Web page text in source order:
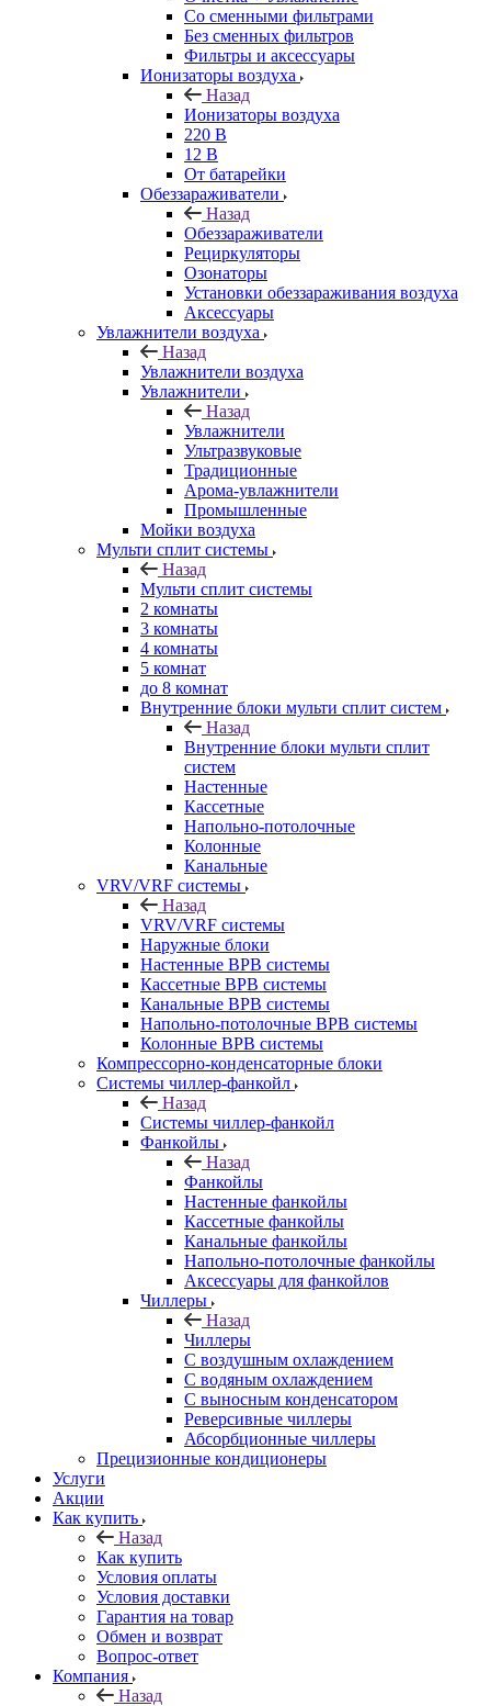
Cо сменными фильтрами
Без сменных фильтров
Фильтры и аксессуары
Ионизаторы воздуха
Назад
Ионизаторы воздуха
220 В
12 В
От батарейки
Обеззараживатели
Назад
Обеззараживатели
Рециркуляторы
Озонаторы
Установки обеззараживания воздуха
Аксессуары
Увлажнители воздуха
Назад
Увлажнители воздуха
Увлажнители
Назад
Увлажнители
Ультразвуковые
Традиционные
Арома-увлажнители
Промышленные
Мойки воздуха
Мульти сплит системы
Назад
Мульти сплит системы
2 комнаты
3 комнаты
4 комнаты
5 комнат
до 8 комнат
Внутренние блоки мульти сплит систем
Назад
Внутренние блоки мульти сплит
систем
Настенные
Кассетные
Напольно-потолочные
Колонные
Канальные
VRV/VRF системы
Назад
VRV/VRF системы
Наружные блоки
Настенные ВРВ системы
Кассетные ВРВ системы
Канальные ВРВ системы
Напольно-потолочные ВРВ системы
Колонные ВРВ системы
Компрессорно-конденсаторные блоки
Системы чиллер-фанкойл
Назад
Системы чиллер-фанкойл
Фанкойлы
Назад
Фанкойлы
Настенные фанкойлы
Кассетные фанкойлы
Канальные фанкойлы
Напольно-потолочные фанкойлы
Аксессуары для фанкойлов
Чиллеры
Назад
Чиллеры
С воздушным охлаждением
С водяным охлаждением
С выносным конденсатором
Реверсивные чиллеры
Абсорбционные чиллеры
Прецизионные кондиционеры
Услуги
Акции
Как купить
Назад
Как купить
Условия оплаты
Условия доставки
Гарантия на товар
Обмен и возврат
Вопрос-ответ
Компания
Назад